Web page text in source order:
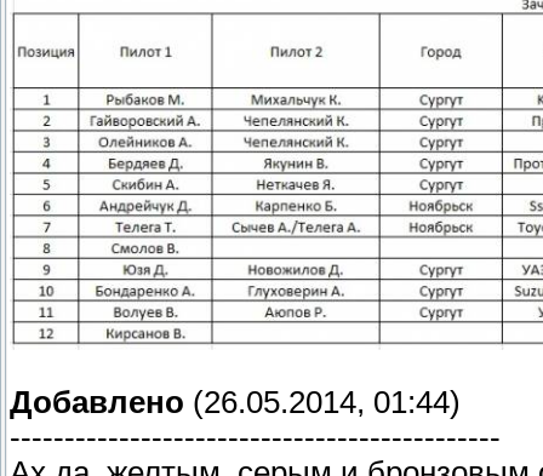
Добавлено (26.05.2014, 01:44)
---------------------------------------------